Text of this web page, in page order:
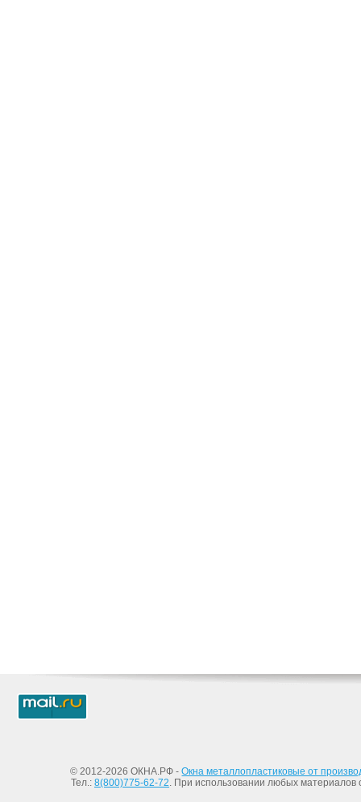
© 2012-2026 ОКНА.РФ -Окна металлопластиковые от
Тел.: 8(800)775-62-72. При использовании любых материалов